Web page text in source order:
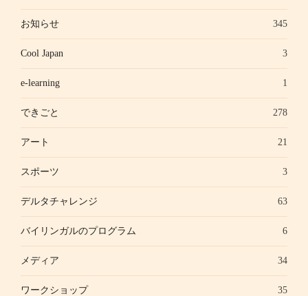
お知らせ 345
Cool Japan 3
e-learning 1
できごと 278
アート 21
スポーツ 3
デルタチャレンジ 63
バイリンガルのプログラム 6
メディア 34
ワークショップ 35